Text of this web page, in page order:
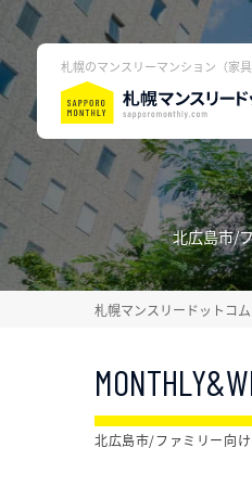
札幌のマンスリーマンション（家
北広島市/
札幌マンスリードットコム
北広島市/ファミリー向